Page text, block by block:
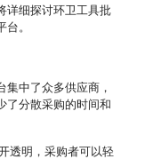
详细探讨环卫工具批
。
中了众多供应商，
了分散采购的时间和
透明，采购者可以轻